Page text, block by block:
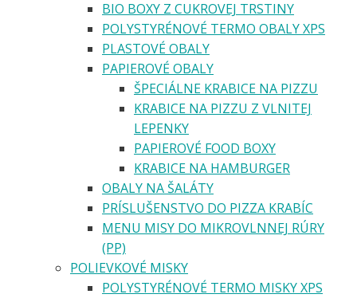
BIO BOXY Z CUKROVEJ TRSTINY
POLYSTYRÉNOVÉ TERMO OBALY XPS
PLASTOVÉ OBALY
PAPIEROVÉ OBALY
ŠPECIÁLNE KRABICE NA PIZZU
KRABICE NA PIZZU Z VLNITEJ
LEPENKY
PAPIEROVÉ FOOD BOXY
KRABICE NA HAMBURGER
OBALY NA ŠALÁTY
PRÍSLUŠENSTVO DO PIZZA KRABÍC
MENU MISY DO MIKROVLNNEJ RÚRY
(PP)
POLIEVKOVÉ MISKY
POLYSTYRÉNOVÉ TERMO MISKY XPS